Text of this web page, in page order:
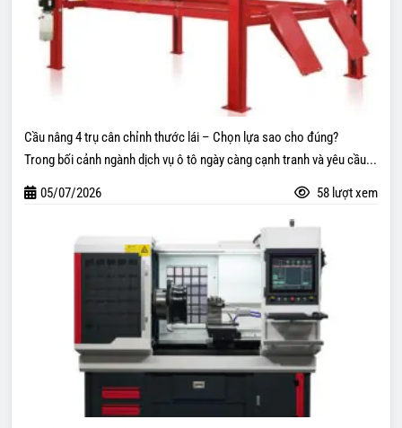
Cầu nâng 4 trụ cân chỉnh thước lái – Chọn lựa sao cho đúng?
Trong bối cảnh ngành dịch vụ ô tô ngày càng cạnh tranh và yêu cầu...
05/07/2026 58 lượt xem